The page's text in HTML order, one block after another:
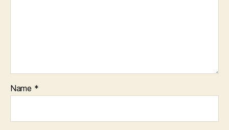
Name *